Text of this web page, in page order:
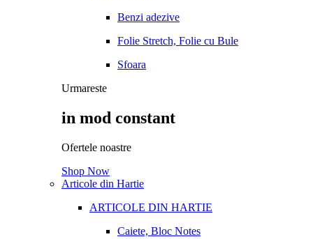
Benzi adezive
Folie Stretch, Folie cu Bule
Sfoara
Urmareste
in mod constant
Ofertele noastre
Shop Now
Articole din Hartie
ARTICOLE DIN HARTIE
Caiete, Bloc Notes